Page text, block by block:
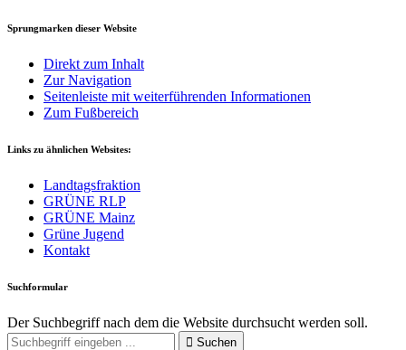
Sprungmarken dieser Website
Direkt zum Inhalt
Zur Navigation
Seitenleiste mit weiterführenden Informationen
Zum Fußbereich
Links zu ähnlichen Websites:
Landtagsfraktion
GRÜNE RLP
GRÜNE Mainz
Grüne Jugend
Kontakt
Suchformular
Der Suchbegriff nach dem die Website durchsucht werden soll.
Suchen